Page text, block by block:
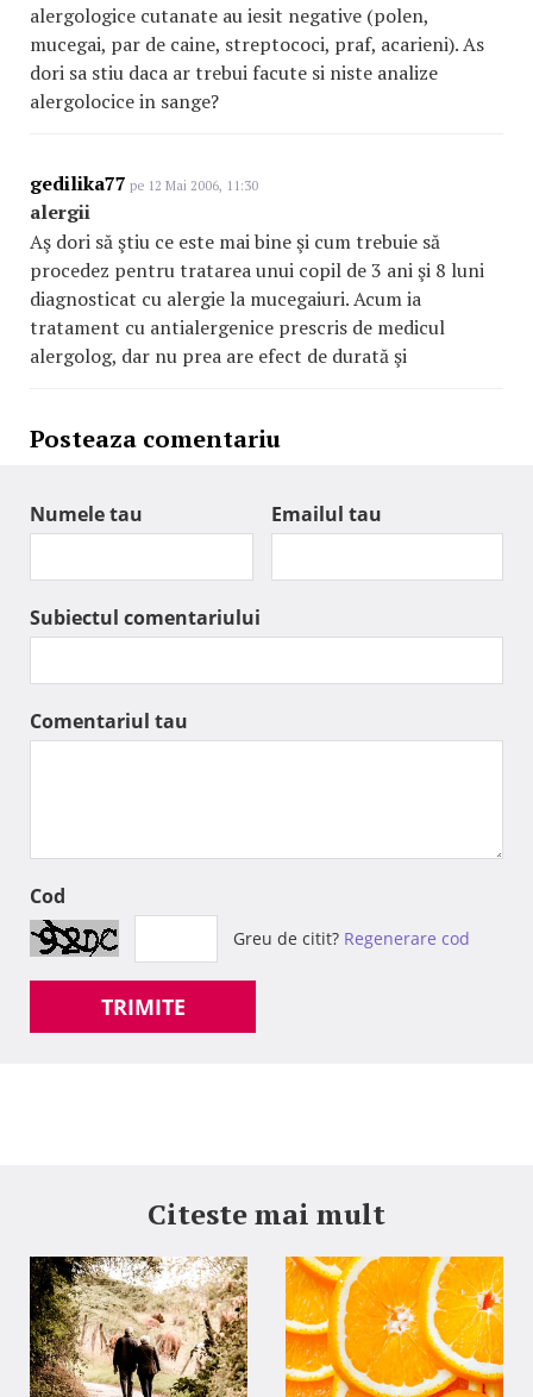
alergologice cutanate au iesit negative (polen,
mucegai, par de caine, streptococi, praf, acarieni). As
dori sa stiu daca ar trebui facute si niste analize
alergolocice in sange?
gedilika77 pe 12 Mai 2006, 11:30
alergii
Aş dori să ştiu ce este mai bine şi cum trebuie să
procedez pentru tratarea unui copil de 3 ani şi 8 luni
diagnosticat cu alergie la mucegaiuri. Acum ia
tratament cu antialergenice prescris de medicul
alergolog, dar nu prea are efect de durată şi
Posteaza comentariu
Numele tau Emailul tau
Subiectul comentariului
Comentariul tau
Cod
Greu de citit? Regenerare cod
TRIMITE
Citeste mai mult